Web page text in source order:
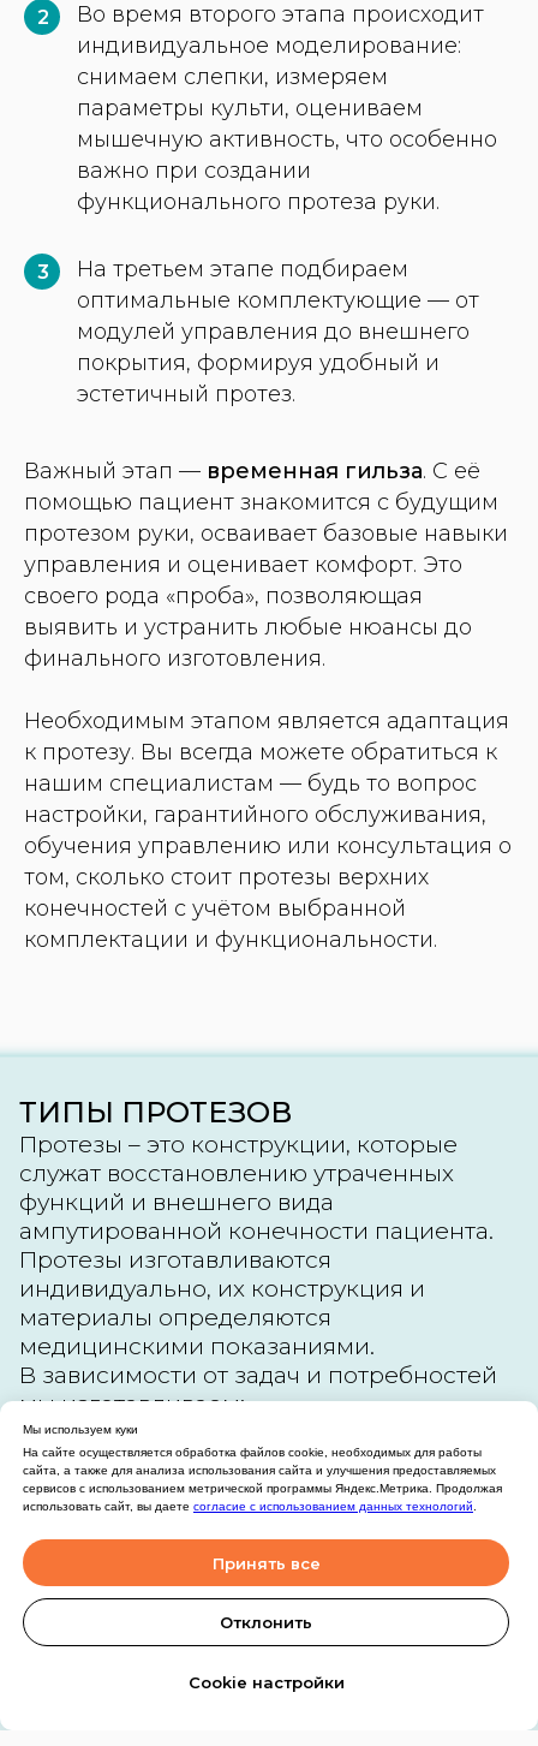
2
Во время второго этапа происходит
индивидуальное моделирование:
снимаем слепки, измеряем
параметры культи, оцениваем
мышечную активность, что особенно
важно при создании
функционального протеза руки.
3
На третьем этапе подбираем
оптимальные комплектующие — от
модулей управления до внешнего
покрытия, формируя удобный и
эстетичный протез.
Важный этап — временная гильза. С её
помощью пациент знакомится с будущим
протезом руки, осваивает базовые навыки
управления и оценивает комфорт. Это
своего рода «проба», позволяющая
выявить и устранить любые нюансы до
финального изготовления.
Необходимым этапом является адаптация
к протезу. Вы всегда можете обратиться к
нашим специалистам — будь то вопрос
настройки, гарантийного обслуживания,
обучения управлению или консультация о
том, сколько стоит протезы верхних
конечностей с учётом выбранной
комплектации и функциональности.
ТИПЫ ПРОТЕЗОВ
Протезы – это конструкции, которые
служат восстановлению утраченных
функций и внешнего вида
ампутированной конечности пациента.
Протезы изготавливаются
индивидуально, их конструкция и
материалы определяются
медицинскими показаниями.
В зависимости от задач и потребностей
мы изготавливаем:
Косметические протезы
Рабочие протезы
Активные протезы
Протезы с микропроцессорным
Остались вопросы?
Свяжитесь с нами!
Мы используем куки
На сайте осуществляется обработка файлов cookie, необходимых для работы
сайта, а также для анализа использования сайта и улучшения предоставляемых
сервисов с использованием метрической программы Яндекс.Метрика. Продолжая
использовать сайт, вы даете согласие с использованием данных технологий
Принять все
Отклонить
Cookie настройки